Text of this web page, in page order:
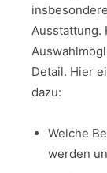
Ausstattung.
Detail. Hier
dazu:
Welche
werden